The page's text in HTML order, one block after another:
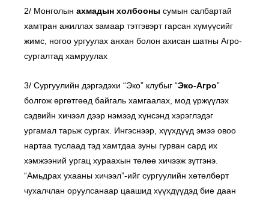
2/ Монголын ахмадын холбооны сумын салбартай
хамтран ажиллах замаар тэтгэвэрт гарсан хүмүүсийг
жимс, ногоо ургуулах анхан болон ахисан шатны Агро-
сургалтад хамруулах
3/ Сургуулийн дэргэдэхи “Эко” клубыг “Эко-Агро”
болгож өргөтгөөд байгаль хамгаалах, мод үржүүлэх
сэдвийн хичээл дээр нэмээд хүнсэнд хэрэглэдэг
ургамал тарьж сургах. Ингэснээр, хүүхдүүд эмээ овоо
нартаа туслаад тэд хамтдаа зуны гурван сард их
хэмжээний ургац хураахын төлөө хичээж зүтгэнэ.
“Амьдрах ухааны хичээл”-ийг сургуулийн хөтөлбөрт
чухалчлан оруулсанаар цаашид хүүхдүүдэд бие даан